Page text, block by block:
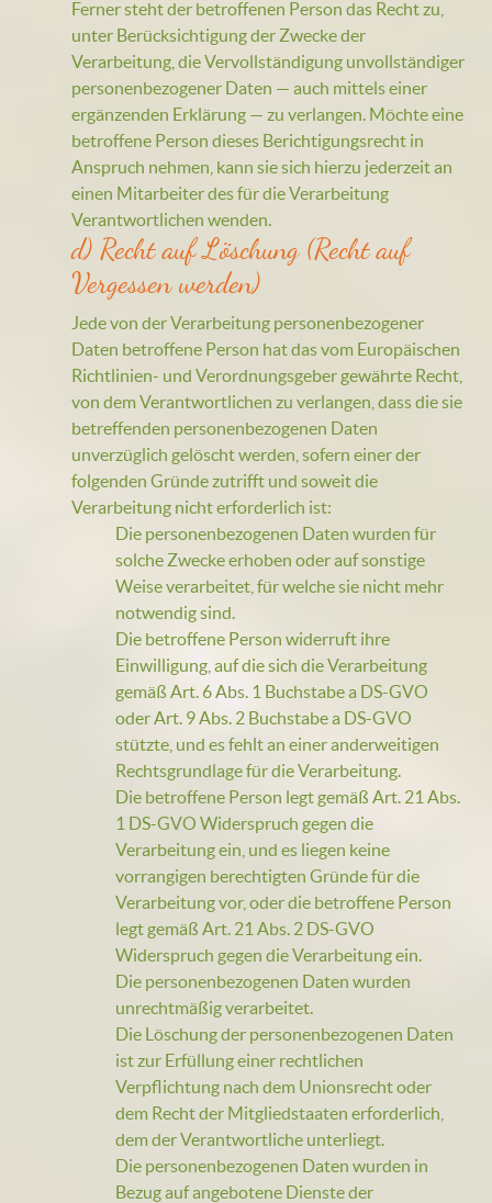
Ferner steht der betroffenen Person das Recht zu,
unter Berücksichtigung der Zwecke der
Verarbeitung, die Vervollständigung unvollständiger
personenbezogener Daten — auch mittels einer
ergänzenden Erklärung — zu verlangen. Möchte eine
betroffene Person dieses Berichtigungsrecht in
Anspruch nehmen, kann sie sich hierzu jederzeit an
einen Mitarbeiter des für die Verarbeitung
Verantwortlichen wenden.
d) Recht auf Löschung (Recht auf
Vergessen werden)
Jede von der Verarbeitung personenbezogener
Daten betroffene Person hat das vom Europäischen
Richtlinien- und Verordnungsgeber gewährte Recht,
von dem Verantwortlichen zu verlangen, dass die sie
betreffenden personenbezogenen Daten
unverzüglich gelöscht werden, sofern einer der
folgenden Gründe zutrifft und soweit die
Verarbeitung nicht erforderlich ist:
Die personenbezogenen Daten wurden für
solche Zwecke erhoben oder auf sonstige
Weise verarbeitet, für welche sie nicht mehr
notwendig sind.
Die betroffene Person widerruft ihre
Einwilligung, auf die sich die Verarbeitung
gemäß Art. 6 Abs. 1 Buchstabe a DS-GVO
oder Art. 9 Abs. 2 Buchstabe a DS-GVO
stützte, und es fehlt an einer anderweitigen
Rechtsgrundlage für die Verarbeitung.
Die betroffene Person legt gemäß Art. 21 Abs.
1 DS-GVO Widerspruch gegen die
Verarbeitung ein, und es liegen keine
vorrangigen berechtigten Gründe für die
Verarbeitung vor, oder die betroffene Person
legt gemäß Art. 21 Abs. 2 DS-GVO
Widerspruch gegen die Verarbeitung ein.
Die personenbezogenen Daten wurden
unrechtmäßig verarbeitet.
Die Löschung der personenbezogenen Daten
ist zur Erfüllung einer rechtlichen
Verpflichtung nach dem Unionsrecht oder
dem Recht der Mitgliedstaaten erforderlich,
dem der Verantwortliche unterliegt.
Die personenbezogenen Daten wurden in
Bezug auf angebotene Dienste der